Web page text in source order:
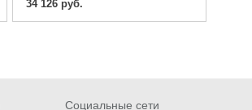
34 126 руб.
Социальные сети